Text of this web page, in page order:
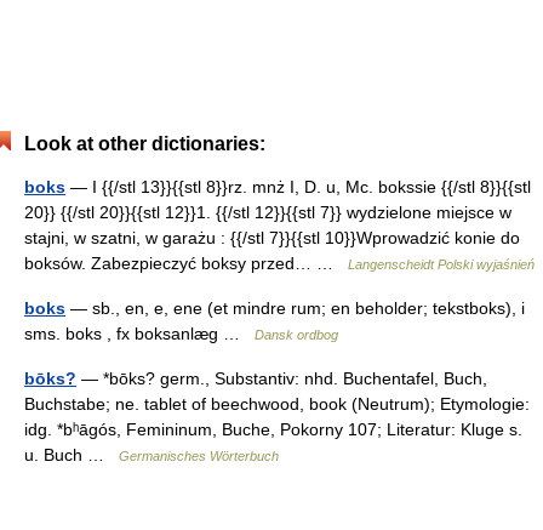
Look at other dictionaries:
boks — I {{/stl 13}}{{stl 8}}rz. mnż I, D. u, Mc. bokssie {{/stl 8}}{{stl
20}} {{/stl 20}}{{stl 12}}1. {{/stl 12}}{{stl 7}} wydzielone miejsce w
stajni, w szatni, w garażu : {{/stl 7}}{{stl 10}}Wprowadzić konie do
boksów. Zabezpieczyć boksy przed… …
Langenscheidt Polski wyjaśnień
boks — sb., en, e, ene (et mindre rum; en beholder; tekstboks), i
sms. boks , fx boksanlæg …
Dansk ordbog
bōks? — *bōks? germ., Substantiv: nhd. Buchentafel, Buch,
Buchstabe; ne. tablet of beechwood, book (Neutrum); Etymologie:
idg. *bʰāgós, Femininum, Buche, Pokorny 107; Literatur: Kluge s.
u. Buch …
Germanisches Wörterbuch